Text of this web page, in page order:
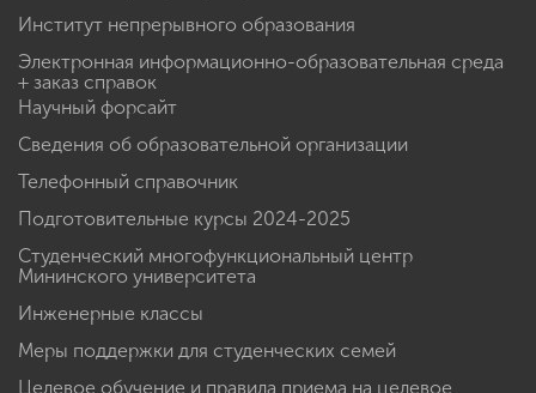
Институт непрерывного образования
Электронная информационно-образовательная среда
+ заказ справок
Научный форсайт
Сведения об образовательной организации
Телефонный справочник
Подготовительные курсы 2024-2025
Студенческий многофункциональный центр
Мининского университета
Инженерные классы
Меры поддержки для студенческих семей
Целевое обучение и правила приема на целевое